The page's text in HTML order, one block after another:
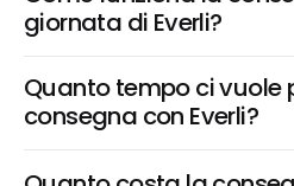
giornata di Everli?
Quanto tempo ci vuole
consegna con Everli?